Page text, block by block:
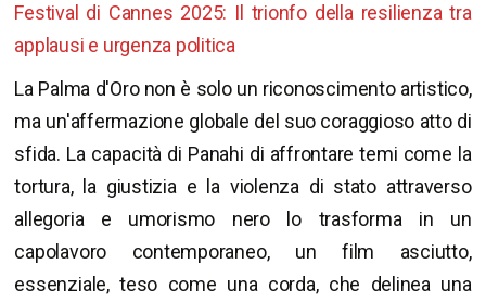
Festival di Cannes 2025: Il trionfo della resilienza tra
applausi e urgenza politica
La Palma d'Oro non è solo un riconoscimento artistico,
ma un'affermazione globale del suo coraggioso atto di
sfida. La capacità di Panahi di affrontare temi come la
tortura, la giustizia e la violenza di stato attraverso
allegoria e umorismo nero lo trasforma in un
capolavoro contemporaneo, un film asciutto,
essenziale, teso come una corda, che delinea una